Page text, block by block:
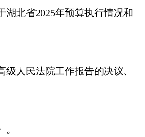
湖北省2025年预算执行情况和
人民法院工作报告的决议、